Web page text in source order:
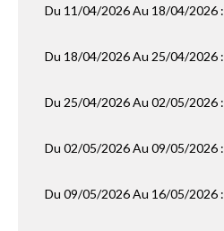
Du 11/04/2026 Au 18/04/2026 :
Du 18/04/2026 Au 25/04/2026 :
Du 25/04/2026 Au 02/05/2026 :
Du 02/05/2026 Au 09/05/2026 :
Du 09/05/2026 Au 16/05/2026 :